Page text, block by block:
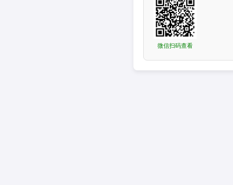
微信扫码查看